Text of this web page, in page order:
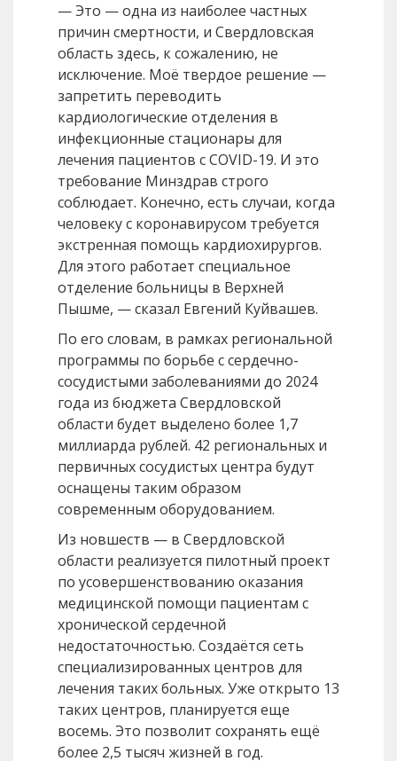
— Это — одна из наиболее частных
причин смертности, и Свердловская
область здесь, к сожалению, не
исключение. Моё твердое решение —
запретить переводить
кардиологические отделения в
инфекционные стационары для
лечения пациентов с COVID-19. И это
требование Минздрав строго
соблюдает. Конечно, есть случаи, когда
человеку с коронавирусом требуется
экстренная помощь кардиохирургов.
Для этого работает специальное
отделение больницы в Верхней
Пышме, — сказал Евгений Куйвашев.
По его словам, в рамках региональной
программы по борьбе с сердечно-
сосудистыми заболеваниями до 2024
года из бюджета Свердловской
области будет выделено более 1,7
миллиарда рублей. 42 региональных и
первичных сосудистых центра будут
оснащены таким образом
современным оборудованием.
Из новшеств — в Свердловской
области реализуется пилотный проект
по усовершенствованию оказания
медицинской помощи пациентам с
хронической сердечной
недостаточностью. Создаётся сеть
специализированных центров для
лечения таких больных. Уже открыто 13
таких центров, планируется еще
восемь. Это позволит сохранять ещё
более 2,5 тысяч жизней в год.